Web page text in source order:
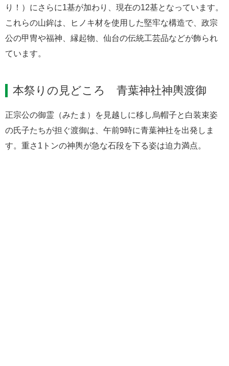
り！）にさらに1基が加わり、現在の12基となっています。
これらの山鉾は、ヒノキ材を使用した堅牢な構造で、政宗
公の甲冑や福神、縁起物、仙台の伝統工芸品などが飾られ
ています。
本祭りの見どころ 青葉神社神輿渡御
正宗公の御霊（みたま）を見越しに移し烏帽子と白装束姿
の氏子たちが担ぐ渡御は、午前9時に青葉神社を出発しま
す。重さ1トンの神輿が急な石段を下る姿は迫力満点。